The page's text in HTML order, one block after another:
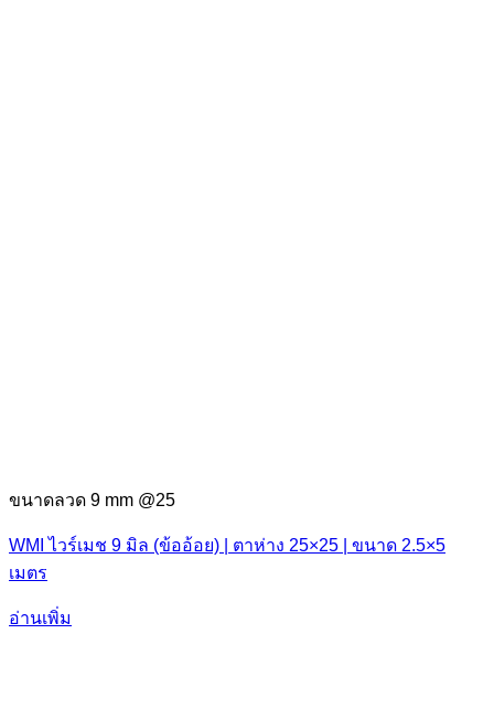
ขนาดลวด 9 mm @25
WMI ไวร์เมช 9 มิล (ข้ออ้อย) | ตาห่าง 25×25 | ขนาด 2.5×5
เมตร
อ่านเพิ่ม